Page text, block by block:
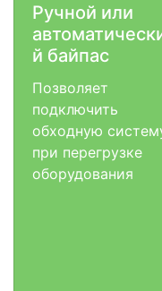
Ручной или
й байпас
Позволяет
подключить
обходную
при перегрузке
оборудования